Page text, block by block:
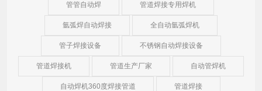
管管自动焊 管道焊接专用焊机
氩弧焊自动焊接 全自动氩弧焊机
管子焊接设备 不锈钢自动焊接设备
管道焊接机 管道生产厂家 自动管焊机
自动焊机360度焊接管道 管道焊接